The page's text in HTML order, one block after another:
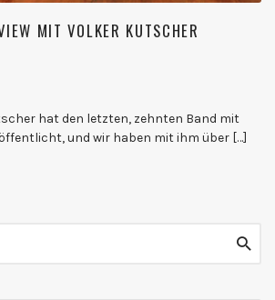
MIT VOLKER KUTSCHER
hat den letzten, zehnten Band mit
und wir haben mit ihm über […]